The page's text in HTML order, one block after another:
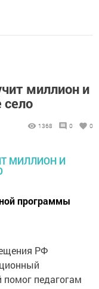
миллион и
село
1368 0 0
программы
РФ
помог педагогам